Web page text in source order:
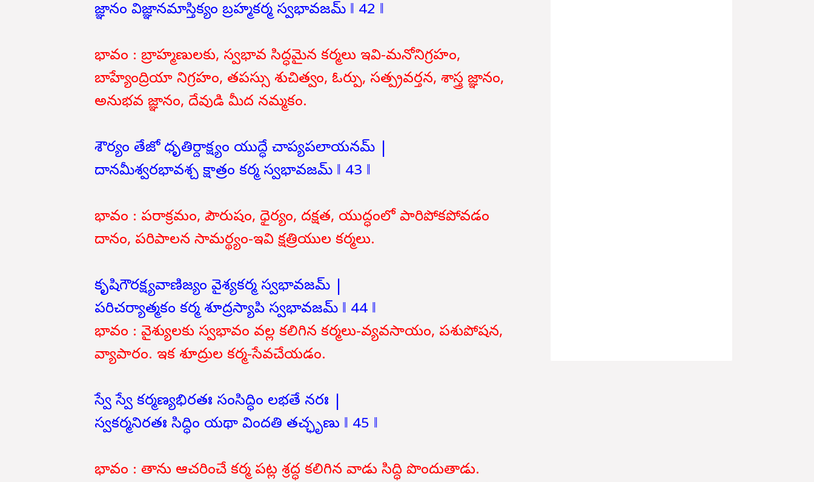
జ్ఞానం విజ్ఞానమాస్తిక్యం బ్రహ్మకర్మ స్వభావజమ్ ‖ 42 ‖
భావం : బ్రాహ్మణులకు, స్వభావ సిద్ధమైన కర్మలు ఇవి-మనోనిగ్రహం,
బాహ్యేంద్రియా నిగ్రహం, తపస్సు శుచిత్వం, ఓర్పు, సత్ప్రవర్తన, శాస్త్ర జ్ఞానం,
అనుభవ జ్ఞానం, దేవుడి మీద నమ్మకం.
శౌర్యం తేజో ధృతిర్దాక్ష్యం యుద్ధే చాప్యపలాయనమ్ |
దానమీశ్వరభావశ్చ క్షాత్రం కర్మ స్వభావజమ్ ‖ 43 ‖
భావం : పరాక్రమం, పౌరుషం, ధైర్యం, దక్షత, యుద్ధంలో పారిపోకపోవడం
దానం, పరిపాలన సామర్థ్యం-ఇవి క్షత్రియుల కర్మలు.
కృషిగౌరక్ష్యవాణిజ్యం వైశ్యకర్మ స్వభావజమ్ |
పరిచర్యాత్మకం కర్మ శూద్రస్యాపి స్వభావజమ్ ‖ 44 ‖
భావం : వైశ్యులకు స్వభావం వల్ల కలిగిన కర్మలు-వ్యవసాయం, పశుపోషన,
వ్యాపారం. ఇక శూద్రుల కర్మ-సేవచేయడం.
స్వే స్వే కర్మణ్యభిరతః సంసిద్ధిం లభతే నరః |
స్వకర్మనిరతః సిద్ధిం యథా విందతి తచ్ఛృణు ‖ 45 ‖
భావం : తాను ఆచరించే కర్మ పట్ల శ్రద్ధ కలిగిన వాడు సిద్ధి పొందుతాడు.